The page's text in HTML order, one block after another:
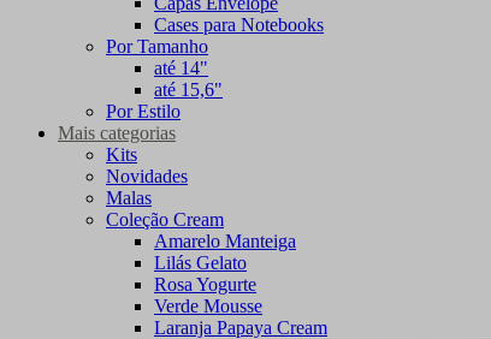
Cases para Notebooks
Por Tamanho
até 14"
até 15,6"
Por Estilo
Mais categorias
Kits
Novidades
Malas
Coleção Cream
Amarelo Manteiga
Lilás Gelato
Rosa Yogurte
Verde Mousse
Laranja Papaya Cream